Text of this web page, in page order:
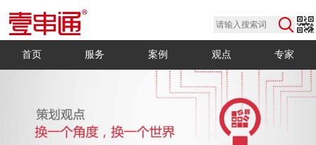
首页 服务 案例 观点 专家